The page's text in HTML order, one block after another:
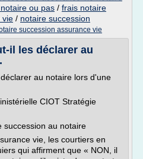
ou pas / frais notaire
vie / notaire succession
succession assurance vie
il les déclarer au
au notaire lors d'une
CIOT Stratégie
succession au notaire
vie, les courtiers en
qui affirment que « NON, il